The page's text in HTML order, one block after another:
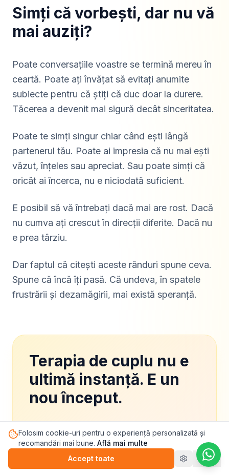
Simți că vorbești, dar nu vă
mai auziți?
Poate conversațiile voastre se termină mereu în
ceartă. Poate ați învățat să evitați anumite
subiecte pentru că știți că duc doar la durere.
Tăcerea a devenit mai sigură decât sinceritatea.
Poate te simți singur chiar când ești lângă
partenerul tău. Poate ai impresia că nu mai ești
văzut, înțeles sau apreciat. Sau poate simți că
oricât ai încerca, nu e niciodată suficient.
E posibil să vă întrebați dacă mai are rost. Dacă
nu cumva ați crescut în direcții diferite. Dacă nu
e prea târziu.
Dar faptul că citești aceste rânduri spune ceva.
Spune că încă îți pasă. Că undeva, în spatele
frustrării și dezamăgirii, mai există speranță.
Terapia de cuplu nu e
ultimă instanță. E un
nou început.
judece cine are dreptate. E acolo să vă
ajute să vă înțelegeți reciproc din nou.
Să creeze un spațiu sigur unde puteți
Folosim cookie-uri pentru o experiență personalizată și
recomandări mai bune. Află mai multe
Accept toate
Refuz